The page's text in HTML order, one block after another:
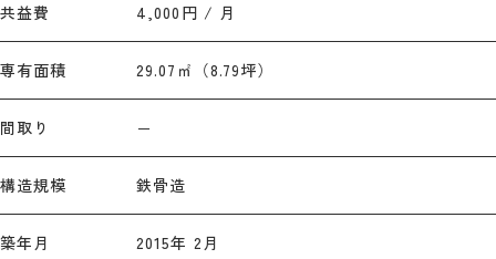
共益費 4,000円 / 月
専有面積 29.07㎡（8.79坪）
間取り －
構造規模 鉄骨造
築年月 2015年 2月